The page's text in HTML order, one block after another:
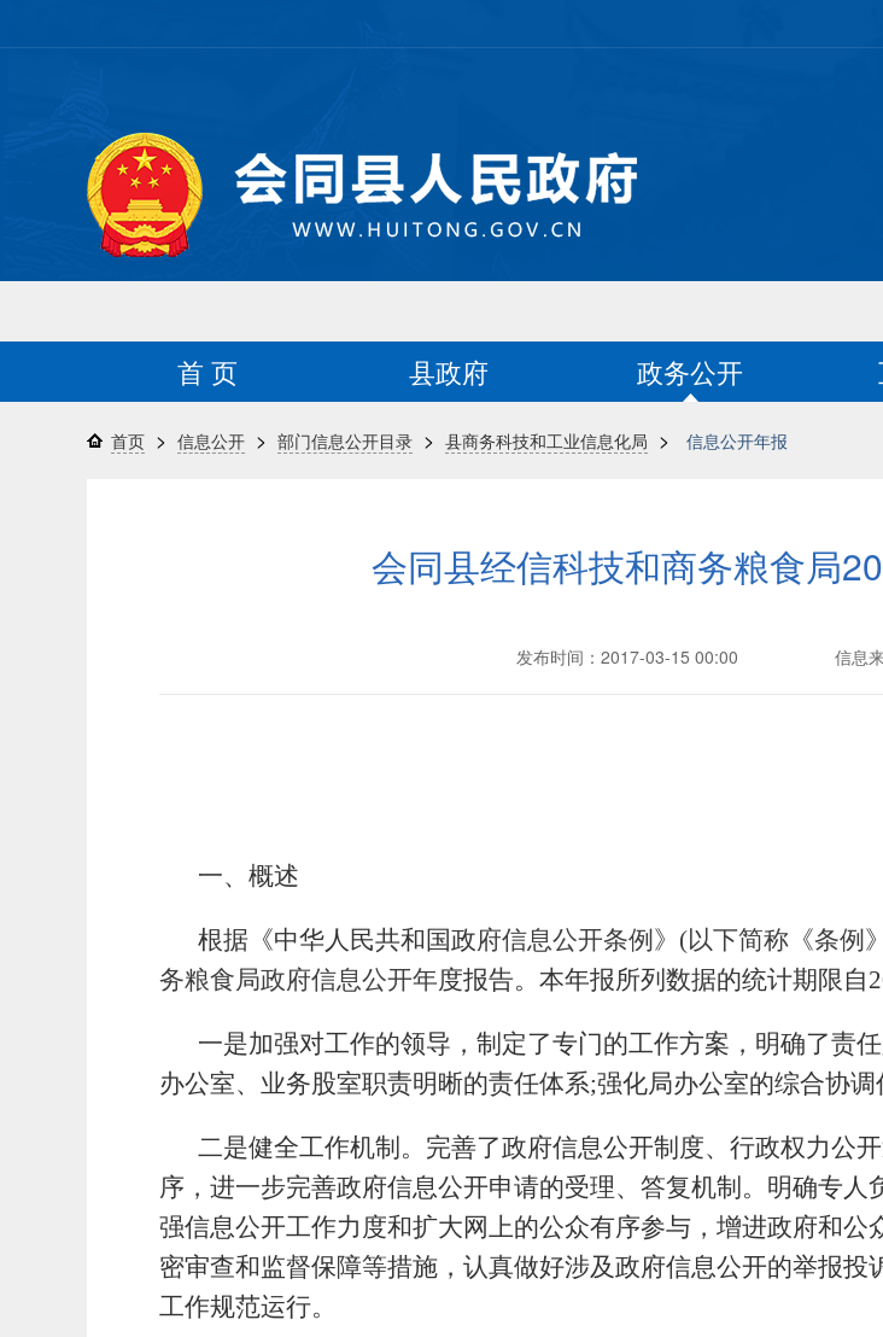
首 页 县政府 政务公开
首页 > 信息公开 > 部门信息公开目录 > 县商务科技和工业信息化局 > 信息公开年报
会同县经信科技和商务粮食局
发布时间：2017-03-15 00:00 信息
一、概述
根据《中华人民共和国政府信息公开条例》 (以下简称《条例
务粮食局政府信息公开年度报告。本年报所列数据的统计期限自
一是加强对工作的领导，制定了专门的工作方案，明确了责
办公室、业务股室职责明晰的责任体系;强化局办公室的综合协调
二是健全工作机制。完善了政府信息公开制度、行政权力公
序，进一步完善政府信息公开申请的受理、答复机制。明确专
强信息公开工作力度和扩大网上的公众有序参与，增进政府和
密审查和监督保障等措施，认真做好涉及政府信息公开的举报
工作规范运行。